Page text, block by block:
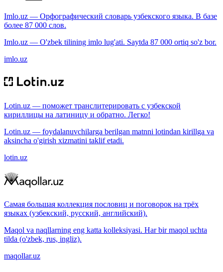
Imlo.uz — Орфографический словарь узбекского языка. В базе
более 87 000 слов.
Imlo.uz — O'zbek tilining imlo lug'ati. Saytda 87 000 ortiq so'z bor.
imlo.uz
Lotin.uz — поможет транслитерировать с узбекской
кириллицы на латиницу и обратно. Легко!
Lotin.uz — foydalanuvchilarga berilgan matnni lotindan kirillga va
aksincha o'girish xizmatini taklif etadi.
lotin.uz
Самая большая коллекция пословиц и поговорок на трёх
языках (узбекский, русский, английский).
Maqol va naqllarning eng katta kolleksiyasi. Har bir maqol uchta
tilda (o'zbek, rus, ingliz).
maqollar.uz